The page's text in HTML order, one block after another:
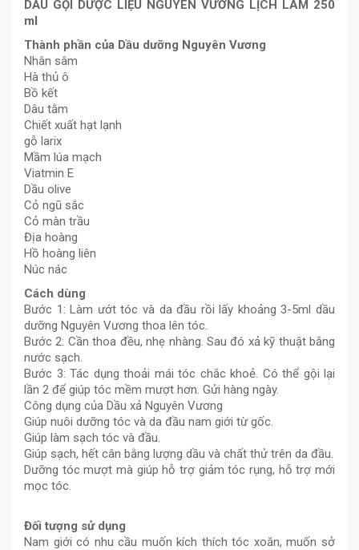
DẦU GỘI DƯỢC LIỆU NGUYÊN VƯƠNG LỊCH LÃM 250
ml
Thành phần của Dầu dưỡng Nguyên Vương
Nhân sâm
Hà thủ ô
Bồ kết
Dâu tằm
Chiết xuất hạt lạnh
gỗ larix
Mầm lúa mạch
Viatmin E
Dầu olive
Cỏ ngũ sắc
Cỏ màn trầu
Địa hoàng
Hồ hoàng liên
Núc nác
Cách dùng
Bước 1: Làm ướt tóc và da đầu rồi lấy khoảng 3-5ml dầu
dưỡng Nguyên Vương thoa lên tóc.
Bước 2: Cần thoa đều, nhẹ nhàng. Sau đó xả kỹ thuật bằng
nước sạch.
Bước 3: Tác dụng thoải mái tóc chắc khoẻ. Có thể gội lại
lần 2 để giúp tóc mềm mượt hơn. Gửi hàng ngày.
Công dụng của Dầu xả Nguyên Vương
Giúp nuôi dưỡng tóc và da đầu nam giới từ gốc.
Giúp làm sạch tóc và đầu.
Giúp sạch, hết cân bằng lượng dầu và chất thử trên da đầu.
Dưỡng tóc mượt mà giúp hỗ trợ giảm tóc rụng, hỗ trợ mới
mọc tóc.
Đối tượng sử dụng
Nam giới có nhu cầu muốn kích thích tóc xoăn, muốn sở